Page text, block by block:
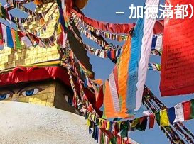
– 加德滿都